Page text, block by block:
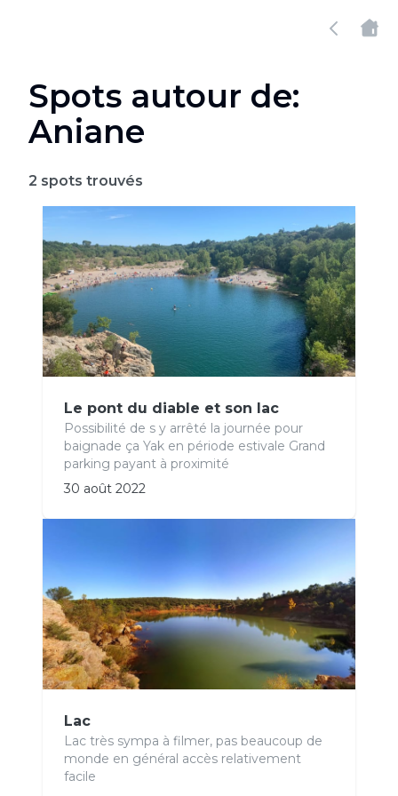
Spots autour de:
Aniane
2 spots trouvés
Le pont du diable et son lac
Possibilité de s y arrêté la journée pour
baignade ça Yak en période estivale Grand
parking payant à proximité
30 août 2022
Lac
Lac très sympa à filmer, pas beaucoup de
monde en général accès relativement
facile